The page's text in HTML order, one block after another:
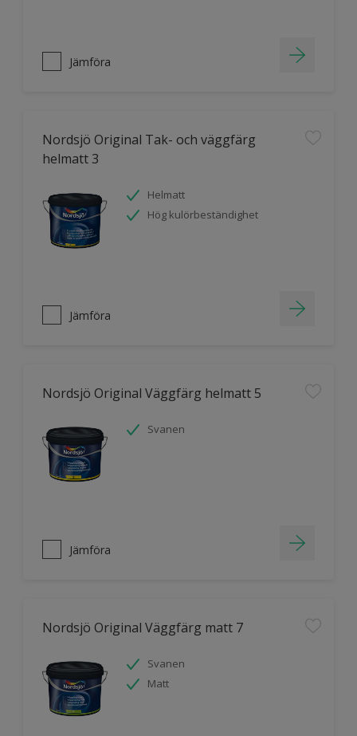
Jämföra
Nordsjö Original Tak- och väggfärg
helmatt 3
Helmatt
Hög kulörbeständighet
Jämföra
Nordsjö Original Väggfärg helmatt 5
Svanen
Jämföra
Nordsjö Original Väggfärg matt 7
Svanen
Matt